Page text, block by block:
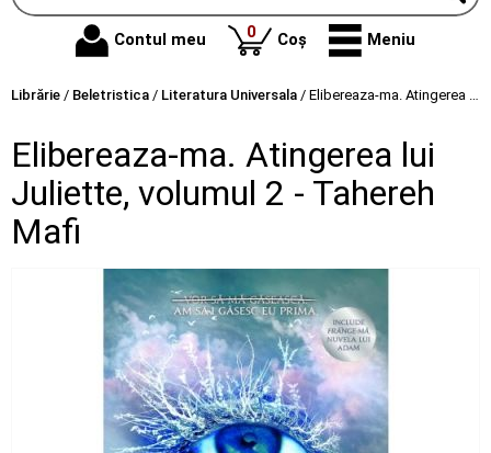
Contul meu 0produse
Coș Meniu
Librărie / Beletristica / Literatura Universala / Elibereaza-ma. Atingerea lui Juliette, volumul 2 - Tahereh Mafi
Elibereaza-ma. Atingerea lui
Juliette, volumul 2 - Tahereh
Mafi